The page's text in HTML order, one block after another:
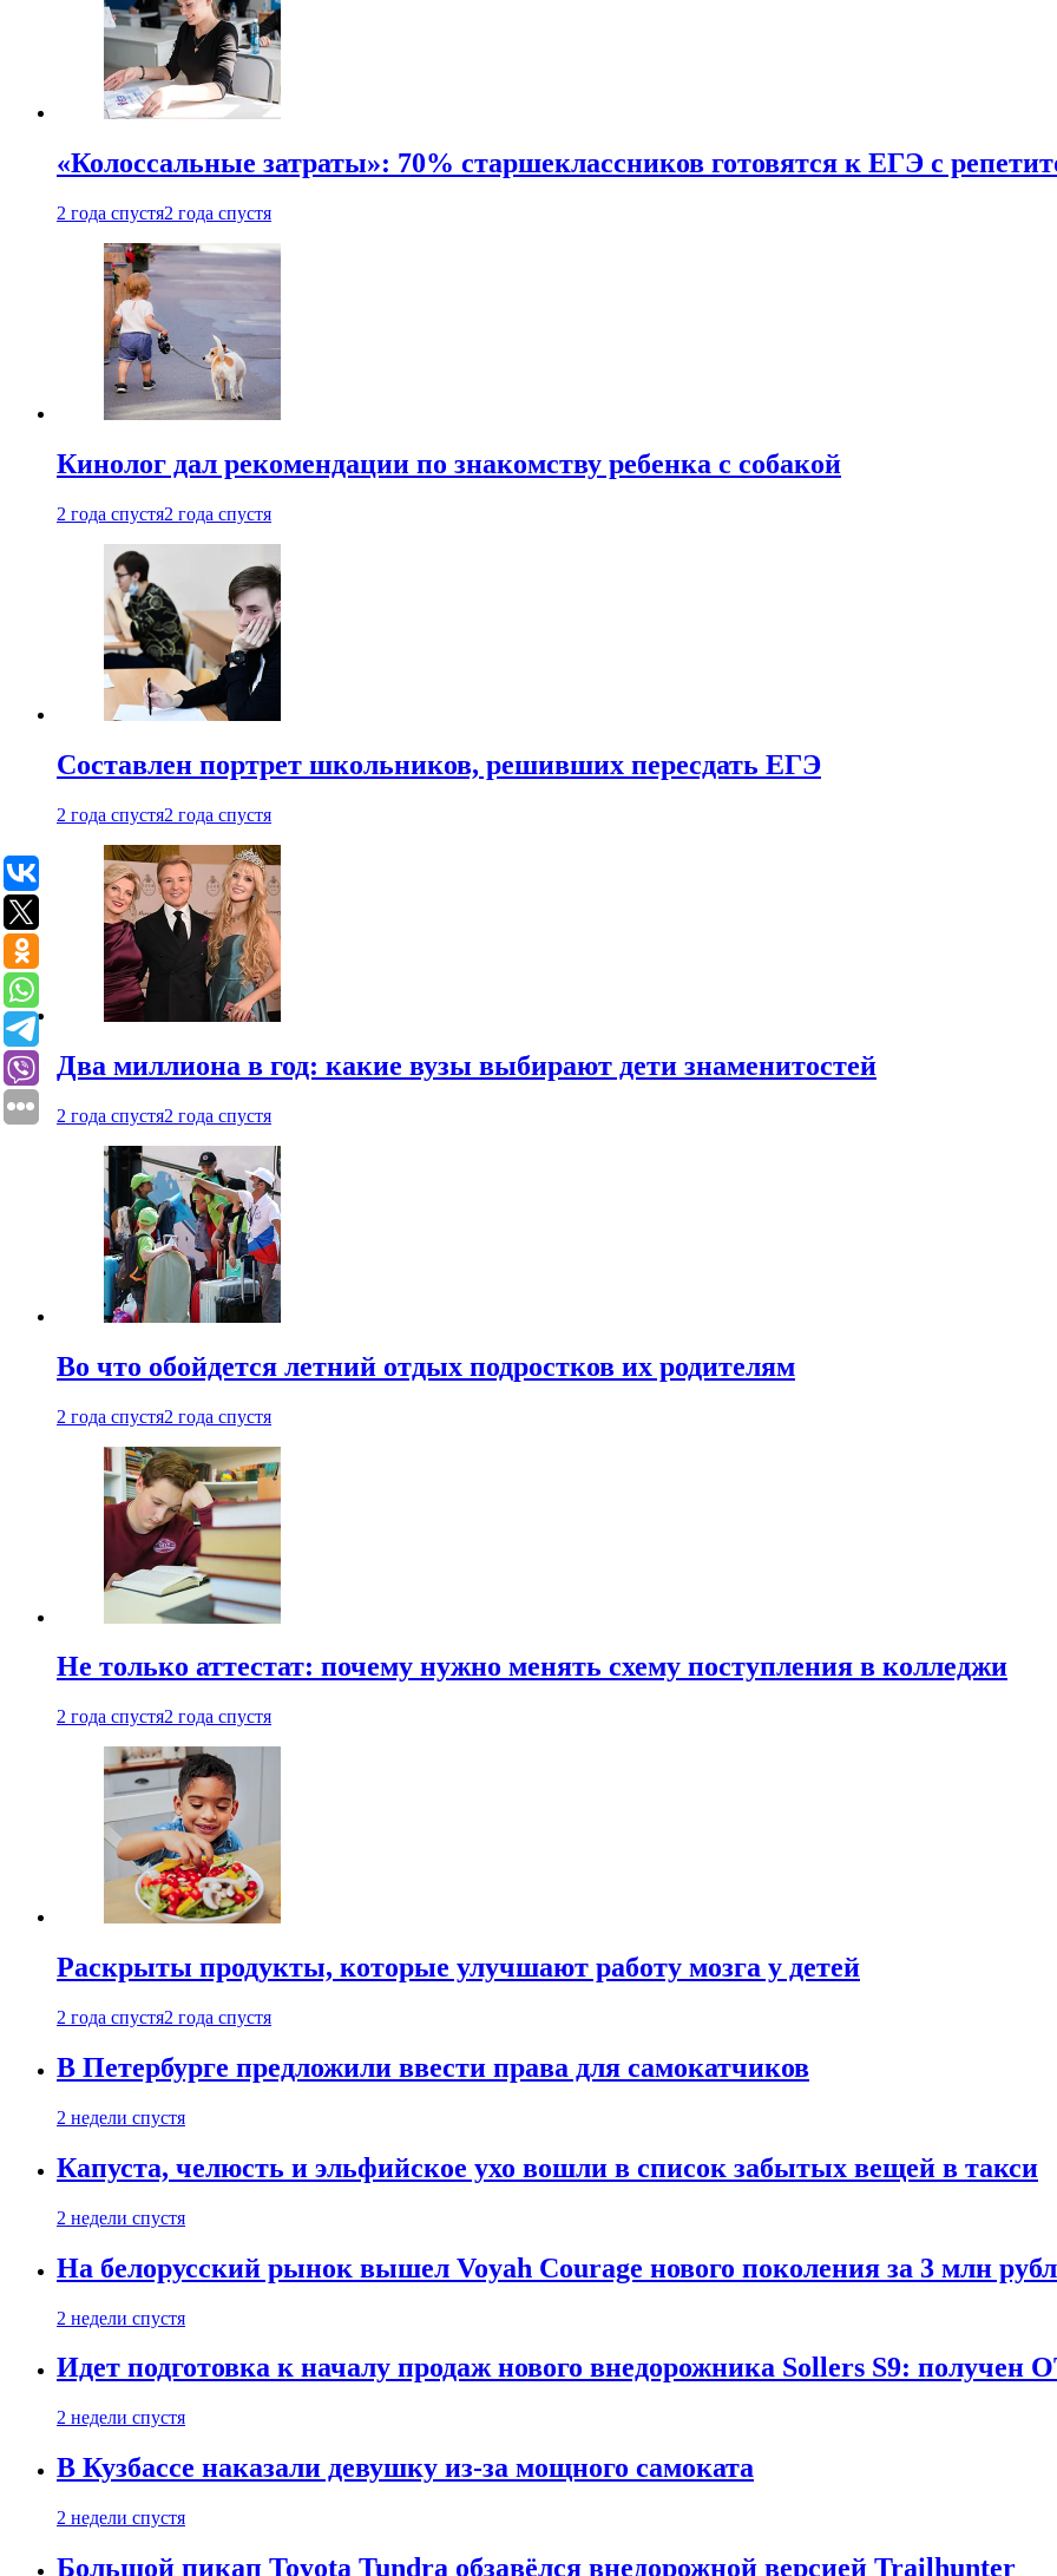
«Колоссальные затраты»: 70% старшеклассников готовятся к ЕГЭ с
2 года спустя2 года спустя
Кинолог дал рекомендации по знакомству ребенка с собакой
2 года спустя2 года спустя
Составлен портрет школьников, решивших пересдать ЕГЭ
2 года спустя2 года спустя
Два миллиона в год: какие вузы выбирают дети знаменитостей
2 года спустя2 года спустя
Во что обойдется летний отдых подростков их родителям
2 года спустя2 года спустя
Не только аттестат: почему нужно менять схему поступления в колледжи
2 года спустя2 года спустя
Раскрыты продукты, которые улучшают работу мозга у детей
2 года спустя2 года спустя
В Петербурге предложили ввести права для самокатчиков
2 недели спустя
Капуста, челюсть и эльфийское ухо вошли в список забытых вещей в такси
2 недели спустя
На белорусский рынок вышел Voyah Courage нового поколения за 3 млн
2 недели спустя
Идет подготовка к началу продаж нового внедорожника Sollers S9: получен
2 недели спустя
В Кузбассе наказали девушку из-за мощного самоката
2 недели спустя
Большой пикап Toyota Tundra обзавёлся внедорожной версией Trailhunter